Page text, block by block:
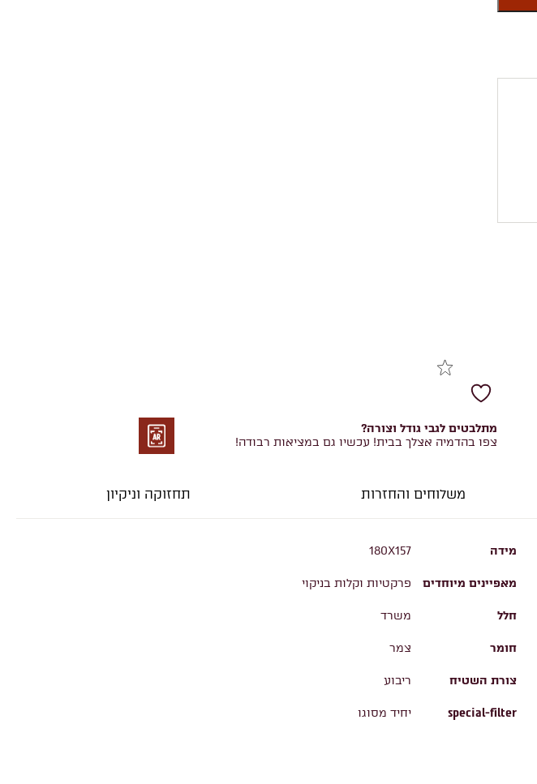
מתלבטים לגבי גודל וצורה?
צפו בהדמיה אצלך בבית! עכשיו גם במציאות רבודה!
משלוחים והחזרות תחזוקה וניקיון
מידה 180X157
מאפיינים מיוחדים פרקטיות וקלות בניקוי
חלל משרד
חומר צמר
צורת השטיח ריבוע
special-filter יחיד מסוגו